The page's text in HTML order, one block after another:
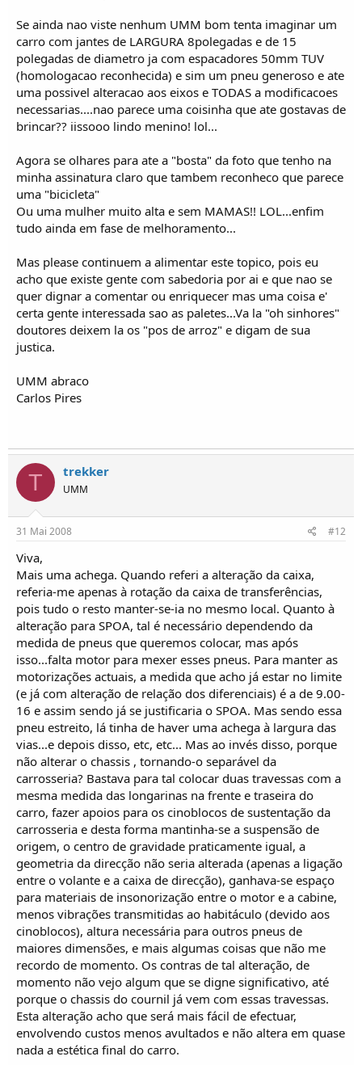
Se ainda nao viste nenhum UMM bom tenta imaginar um
carro com jantes de LARGURA 8polegadas e de 15
polegadas de diametro ja com espacadores 50mm TUV
(homologacao reconhecida) e sim um pneu generoso e ate
uma possivel alteracao aos eixos e TODAS a modificacoes
necessarias....nao parece uma coisinha que ate gostavas de
brincar?? iissooo lindo menino! lol...
Agora se olhares para ate a "bosta" da foto que tenho na
minha assinatura claro que tambem reconheco que parece
uma "bicicleta"
Ou uma mulher muito alta e sem MAMAS!! LOL...enfim
tudo ainda em fase de melhoramento...
Mas please continuem a alimentar este topico, pois eu
acho que existe gente com sabedoria por ai e que nao se
quer dignar a comentar ou enriquecer mas uma coisa e'
certa gente interessada sao as paletes...Va la "oh sinhores"
doutores deixem la os "pos de arroz" e digam de sua
justica.
UMM abraco
Carlos Pires
T trekker
UMM
31 Mai 2008 #12
Viva,
Mais uma achega. Quando referi a alteração da caixa,
referia-me apenas à rotação da caixa de transferências,
pois tudo o resto manter-se-ia no mesmo local. Quanto à
alteração para SPOA, tal é necessário dependendo da
medida de pneus que queremos colocar, mas após
isso...falta motor para mexer esses pneus. Para manter as
motorizações actuais, a medida que acho já estar no limite
(e já com alteração de relação dos diferenciais) é a de 9.00-
16 e assim sendo já se justificaria o SPOA. Mas sendo essa
pneu estreito, lá tinha de haver uma achega à largura das
vias...e depois disso, etc, etc... Mas ao invés disso, porque
não alterar o chassis , tornando-o separável da
carrosseria? Bastava para tal colocar duas travessas com a
mesma medida das longarinas na frente e traseira do
carro, fazer apoios para os cinoblocos de sustentação da
carrosseria e desta forma mantinha-se a suspensão de
origem, o centro de gravidade praticamente igual, a
geometria da direcção não seria alterada (apenas a ligação
entre o volante e a caixa de direcção), ganhava-se espaço
para materiais de insonorização entre o motor e a cabine,
menos vibrações transmitidas ao habitáculo (devido aos
cinoblocos), altura necessária para outros pneus de
maiores dimensões, e mais algumas coisas que não me
recordo de momento. Os contras de tal alteração, de
momento não vejo algum que se digne significativo, até
porque o chassis do cournil já vem com essas travessas.
Esta alteração acho que será mais fácil de efectuar,
envolvendo custos menos avultados e não altera em quase
nada a estética final do carro.